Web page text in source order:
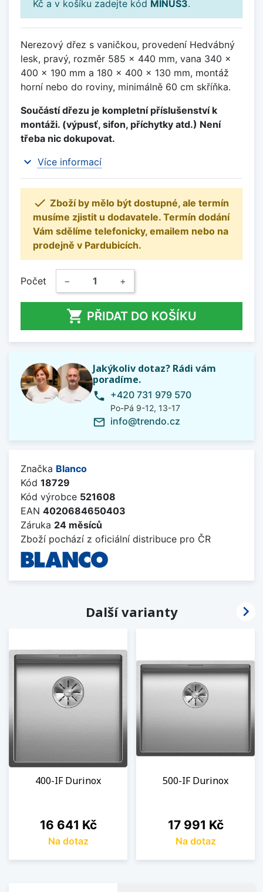
Kč a v košíku zadejte kód MINUS3.
Nerezový dřez s vaničkou, provedení Hedvábný
lesk, pravý, rozměr 585 x 440 mm, vana 340 x
400 x 190 mm a 180 x 400 x 130 mm, montáž
horní nebo do roviny, minimálně 60 cm skříňka.
Součástí dřezu je kompletní příslušenství k
montáži. (výpusť, sifon, příchytky atd.) Není
třeba nic dokupovat.
expand_more Více informací
 Zboží by mělo být dostupné, ale termín
musíme zjistit u dodavatele. Termín dodání
Vám sdělíme telefonicky, emailem nebo na
prodejně v Pardubicích.
Počet − +
 PŘIDAT DO KOŠÍKU
Jakýkoliv dotaz? Rádi vám
poradíme.
phone +420 731 979 570
Po-Pá 9-12, 13-17
mail_outline info@trendo.cz
Značka Blanco
Kód 18729
Kód výrobce 521608
EAN 4020684650403
Záruka 24 měsíců
Zboží pochází z oficiální distribuce pro ČR
Další varianty
400-IF Durinox
Cena
16 641 Kč
Na dotaz
500-IF Durinox
Cena
17 991 Kč
Na dotaz
